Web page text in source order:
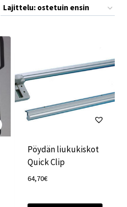
Suosituimmat
Pöydän liukukiskot
Quick Clip
64,70€